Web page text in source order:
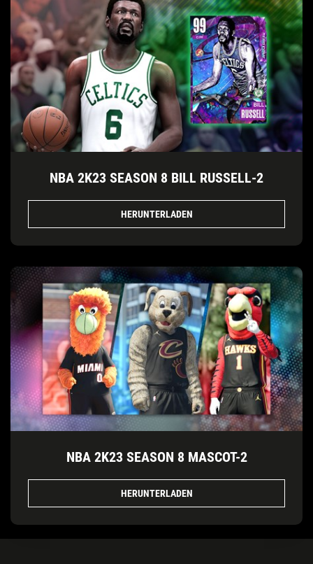
NBA 2K23 SEASON 8 BILL RUSSELL-2
HERUNTERLADEN
NBA 2K23 SEASON 8 MASCOT-2
HERUNTERLADEN